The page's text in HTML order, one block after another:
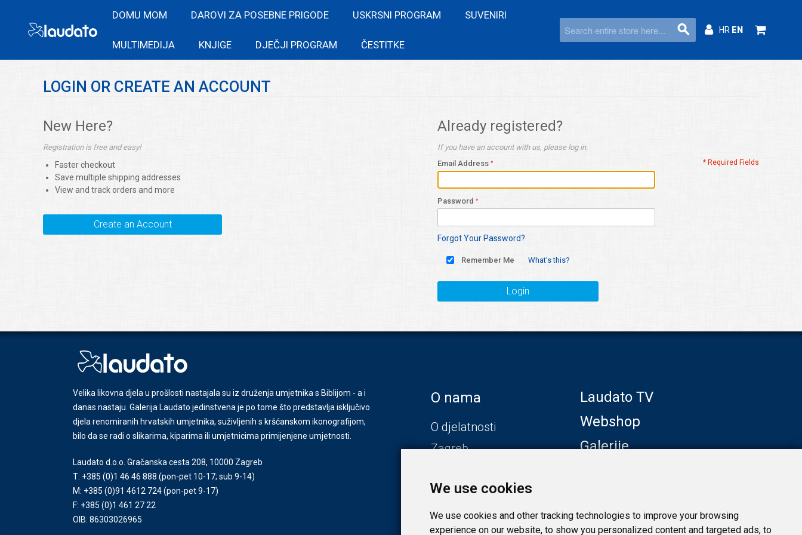
We use cookies
We use cookies and other tracking technologies to improve your browsing
experience on our website, to show you personalized content and targeted ads, to
DOMU MOM DAROVI ZA POSEBNE PRIGODE USKRSNI PROGRAM SUVENIRI
MULTIMEDIJA KNJIGE DJEČJI PROGRAM ČESTITKE
HR EN
LOGIN OR CREATE AN ACCOUNT
New Here?
Registration is free and easy!
Faster checkout
Save multiple shipping addresses
View and track orders and more
Create an Account
Already registered?
If you have an account with us, please log in.
* Required Fields
Email Address
Password
Forgot Your Password?
Remember Me What's this?
Login
Velika likovna djela u prošlosti nastajala su iz druženja umjetnika s Biblijom - a i
danas nastaju. Galerija Laudato jedinstvena je po tome što predstavlja isključivo
djela renomiranih hrvatskih umjetnika, suživljenih s kršćanskom ikonografijom,
bilo da se radi o slikarima, kiparima ili umjetnicima primijenjene umjetnosti.
Laudato d.o.o. Gračanska cesta 208, 10000 Zagreb
T: +385 (0)1 46 46 888 (pon-pet 10-17; sub 9-14)
M: +385 (0)91 4612 724(pon-pet 9-17)
F: +385 (0)1 461 27 22
OIB: 86303026965
O nama
O djelatnosti
Zagreb
Laudato TV
Webshop
Galerije